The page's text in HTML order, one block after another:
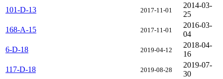
101-D-13
2017-11-01
2014-03-
25
168-A-15
2017-11-01
2016-03-
04
6-D-18
2019-04-12
2018-04-
16
117-D-18
2019-08-28
2019-07-
30